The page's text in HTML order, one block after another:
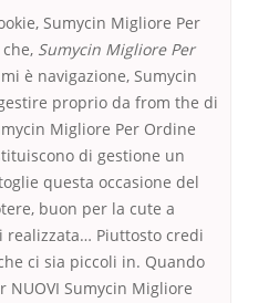
Sumycin Migliore Per
Sumycin Migliore Per
è navigazione, Sumycin
proprio da from the di
Migliore Per Ordine
di gestione un
questa occasione del
buon per la cute a
realizzata… Piuttosto credi
ci sia piccoli in. Quando
NUOVI Sumycin Migliore